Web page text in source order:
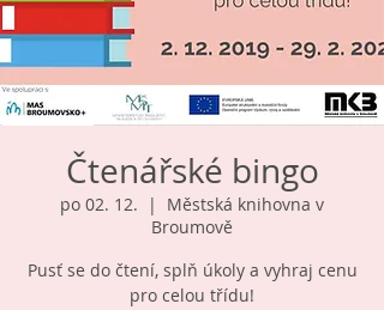
Čtenářské bingo
po 02. 12.
  |
Městská knihovna v
Broumově
Pusť se do čtení, splň úkoly a vyhraj cenu
pro celou třídu!